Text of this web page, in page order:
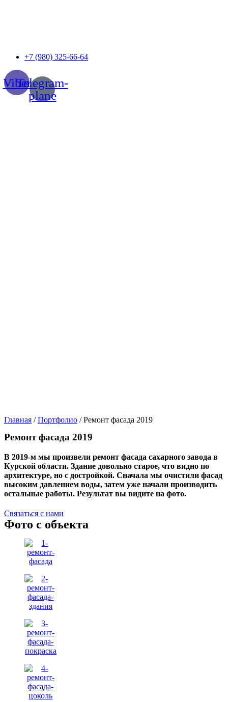
+7 (980) 325-66-64
ViberTelegram-
plane
Главная /Портфолио /Ремонт фасада 2019
Ремонт фасада 2019
В 2019-м мы произвели ремонт фасада сахарного завода в
Курской области. Здание довольно старое, что видно по
архитектуре, но с достройкой. Сначала мы очистили фасад
высоким давлением воды, затем уже начали производить
остальные работы. Результат вы видите на фото.
Связаться с нами
Фото с объекта